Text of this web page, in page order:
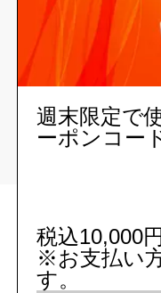
トップペー
継手（塩ビ
他）
>
週末限定で
ーポンコー
税込10,000
※お支払い
す。